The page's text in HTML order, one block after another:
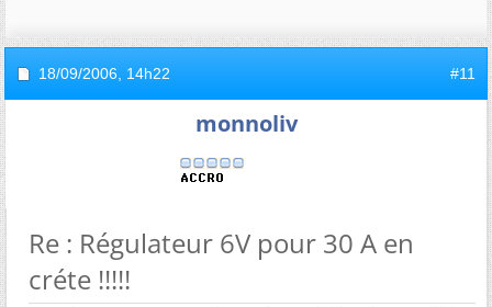
18/09/2006, 14h22 #11
monnoliv
Re : Régulateur 6V pour 30 A en
créte !!!!!